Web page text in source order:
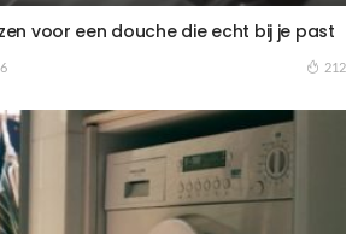
voor een douche die echt bij je past
212